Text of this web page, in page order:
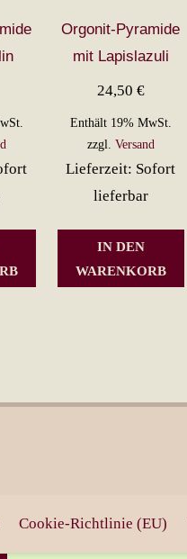
Orgonit-Pyramide
mit Lapislazuli
24,50 €
Enthält 19% MwSt.
zzgl. Versand
Lieferzeit: Sofort
lieferbar
IN DEN
WARENKORB
Cookie-Richtlinie (EU)